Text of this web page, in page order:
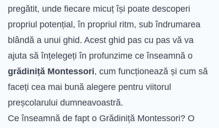
pregătit, unde fiecare micuț își poate descoperi
propriul potențial, în propriul ritm, sub îndrumarea
blândă a unui ghid. Acest ghid pas cu pas vă va
ajuta să înțelegeți în profunzime ce înseamnă o
grădiniță Montessori, cum funcționează și cum să
faceți cea mai bună alegere pentru viitorul
preșcolarului dumneavoastră.
Ce înseamnă de fapt o Grădiniță Montessori? O